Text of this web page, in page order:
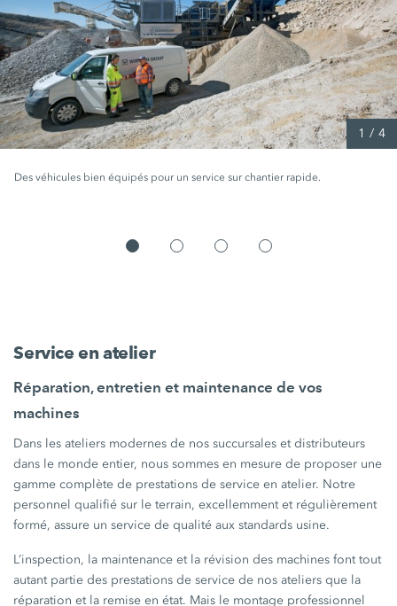
Des véhicules bien équipés pour un service sur chantier rapide.
1 / 4
Service en atelier
Réparation, entretien et maintenance de vos
machines
Dans les ateliers modernes de nos succursales et distributeurs
dans le monde entier, nous sommes en mesure de proposer une
gamme complète de prestations de service en atelier. Notre
personnel qualifié sur le terrain, excellemment et régulièrement
formé, assure un service de qualité aux standards usine.
L’inspection, la maintenance et la révision des machines font tout
autant partie des prestations de service de nos ateliers que la
réparation et la remise en état. Mais le montage professionnel